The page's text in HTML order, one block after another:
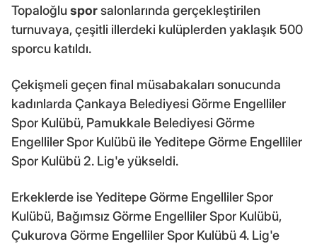
Topaloğlusporsalonlarında gerçekleştirilen
turnuvaya, çeşitli illerdeki kulüplerden yaklaşık 500
sporcu katıldı.
Çekişmeli geçen final müsabakaları sonucunda
kadınlarda Çankaya Belediyesi Görme Engelliler
Spor Kulübü, Pamukkale Belediyesi Görme
Engelliler Spor Kulübü ile Yeditepe Görme Engelliler
Spor Kulübü 2. Lig'e yükseldi.
Erkeklerde ise Yeditepe Görme Engelliler Spor
Kulübü, Bağımsız Görme Engelliler Spor Kulübü,
Çukurova Görme Engelliler Spor Kulübü 4. Lig'e